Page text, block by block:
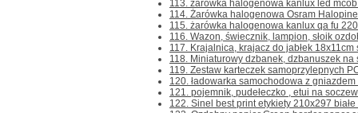
113. żarówka halogenowa kanlux led
114. Żarówka halogenowa Osram
115. żarówka halogenowa kanlux qa fu
116. Wazon, świecznik, lampion, słoik
117. Krajalnica, krajacz do jabłek
118. Miniaturowy dzbanek, dzbanuszek na
119. Zestaw karteczek samoprzylepnych
120. ładowarka samochodowa z
121. pojemnik, pudełeczko , etui na
122. Sinel best print etykiety 210x297 białe